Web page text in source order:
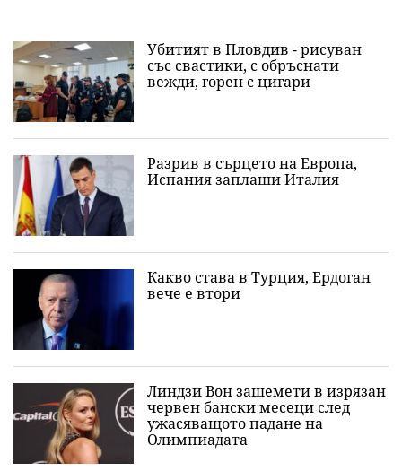
Убитият в Пловдив - рисуван
със свастики, с обръснати
вежди, горен с цигари
Разрив в сърцето на Европа,
Испания заплаши Италия
Какво става в Турция, Ердоган
вече е втори
Линдзи Вон зашемети в изрязан
червен бански месеци след
ужасяващото падане на
Олимпиадата